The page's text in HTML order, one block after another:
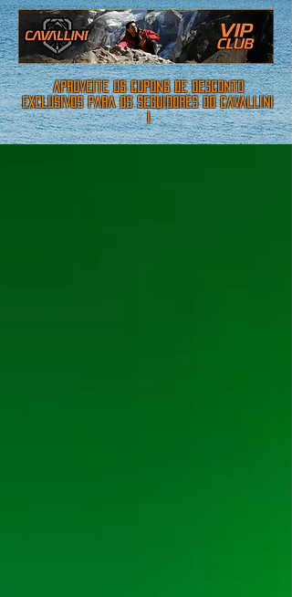
aproveite os cupons de desconto
exclusivos para os seguidores do cavallini
!